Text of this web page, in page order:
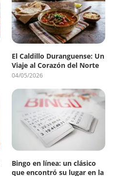
El Caldillo Duranguense: Un
Viaje al Corazón del Norte
04/05/2026
Bingo en línea: un clásico
que encontró su lugar en la